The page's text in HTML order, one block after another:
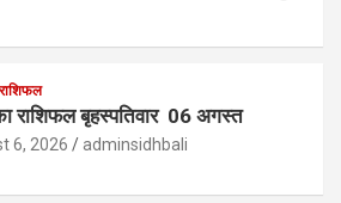
राशिफल बृहस्पतिवार 06 अगस्त
6, 2026 adminsidhbali